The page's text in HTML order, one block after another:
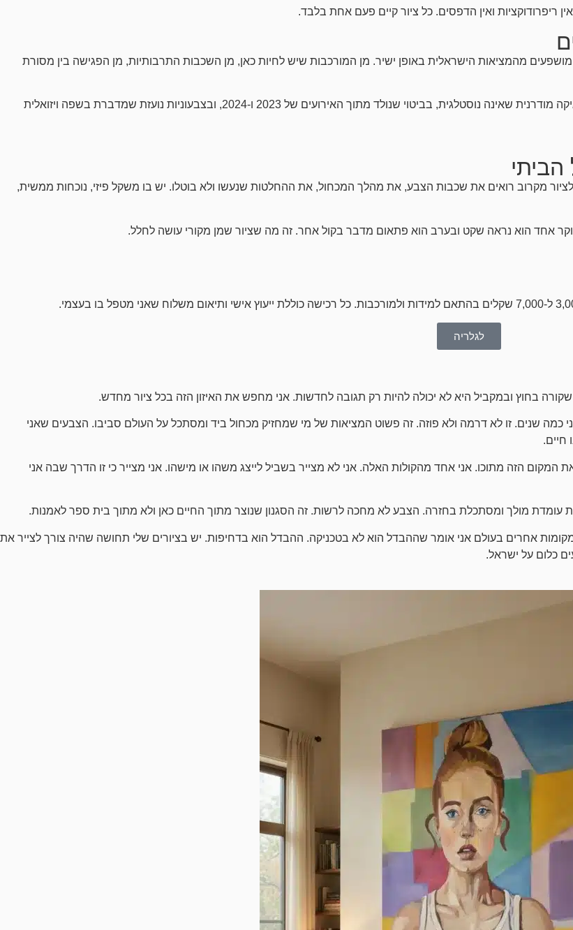
ריפרודוקציות ואין הדפסים. כל ציור קיים פעם אחת בלבד.
מהמציאות הישראלית באופן ישיר. מן המורכבות שיש לחיות כאן, מן השכבות התרבותיות, מן הפגישה בין מסורת
בסדרות השונות שלי אני עוסק בפורטרטים ביוגרפיים של דמויות ישראליות, ביודאיקה מודרנית שאינה נוסטלגית, בביטוי שנולד מתוך האירועים של 2023 ו-2024, ובצבעוניות נועזת שמדברת בשפה ויזואלית
הביתי
לציור מקרוב רואים את שכבות הצבע, את מהלך המכחול, את ההחלטות שנעשו ולא בוטלו. יש בו משקל פיזי, נוכחות ממשית,
אחד הוא נראה שקט ובערב הוא פתאום מדבר בקול אחר. זה מה שציור שמן מקורי עושה לחלל.
לגלריה
בחוץ ובמקביל היא לא יכולה להיות רק תגובה לחדשות. אני מחפש את האיזון הזה בכל ציור מחדש.
כמה שנים. זו לא דרמה ולא פוזה. זה פשוט המציאות של מי שמחזיק מכחול ביד ומסתכל על העולם סביבו. הצבעים שאני
חיים.
הזה מתוכו. אני אחד מהקולות האלה. אני לא מצייר בשביל לייצג משהו או מישהו. אני מצייר כי זו הדרך שבה אני
עומדת מולך ומסתכלת בחזרה. הצבע לא מחכה לרשות. זה הסגנון שנוצר מתוך החיים כאן ולא מתוך בית ספר לאמנות.
אחרים בעולם אני אומר שההבדל הוא לא בטכניקה. ההבדל הוא בדחיפות. יש בציורים שלי תחושה שהיה צורך לצייר את
כלום על ישראל.